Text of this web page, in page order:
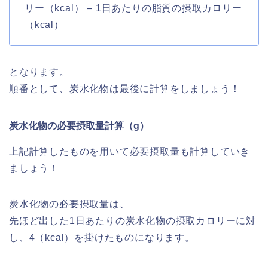
リー（kcal） – 1日あたりの脂質の摂取カロリー
（kcal）
となります。
順番として、炭水化物は最後に計算をしましょう！
炭水化物の必要摂取量計算（g）
上記計算したものを用いて必要摂取量も計算していき
ましょう！
炭水化物の必要摂取量は、
先ほど出した1日あたりの炭水化物の摂取カロリーに対
し、4（kcal）を掛けたものになります。